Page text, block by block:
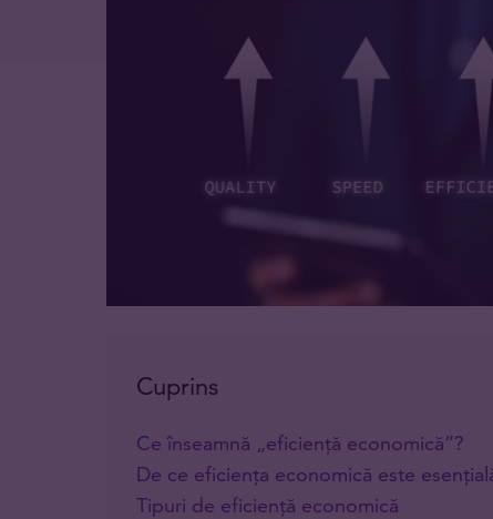
Cuprins
Ce înseamnă „eficiență economică”?
De ce eficiența economică este
Tipuri de eficiență economică